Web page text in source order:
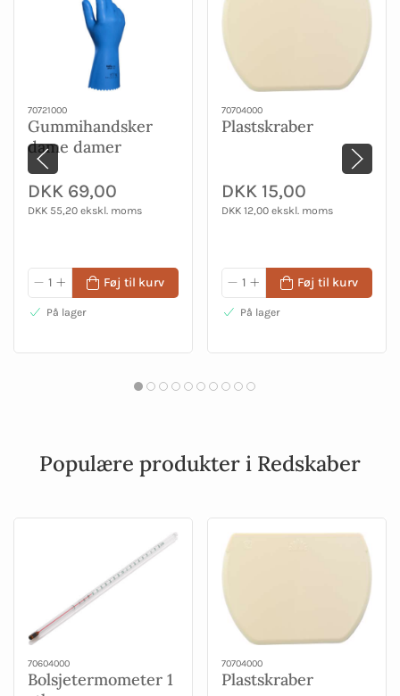
70721000
Gummihandsker
dame damer
DKK 69,00
DKK 55,20 ekskl. moms
Føj til kurv
På lager
70704000
Plastskraber
DKK 15,00
DKK 12,00 ekskl. moms
Føj til kurv
På lager
Populære produkter i Redskaber
70604000
Bolsjetermometer 1
70704000
Plastskraber